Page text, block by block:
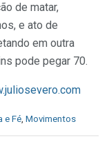
de matar,
e ato de
em outra
pode pegar 70.
e Fé, Movimentos